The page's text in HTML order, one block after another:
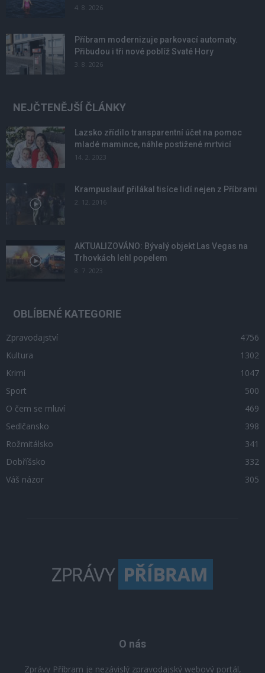
4. 8. 2026
Příbram modernizuje parkovací automaty.
Přibudou i tři nové poblíž Svaté Hory
3. 8. 2026
NEJČTENĚJŠÍ ČLÁNKY
Lazsko zřídilo transparentní účet na pomoc
mladé mamince, náhle postižené mrtvicí
14. 2. 2023
Krampuslauf přilákal tisíce lidí nejen z Příbrami
2. 12. 2016
AKTUALIZOVÁNO: Bývalý objekt Las Vegas na
Trhovkách lehl popelem
8. 7. 2023
OBLÍBENÉ KATEGORIE
Zpravodajství
4756
Kultura
1302
Krimi
1047
Sport
500
O čem se mluví
469
Sedlčansko
398
Rožmitálsko
341
Dobříšsko
332
Váš názor
305
O nás
Zprávy Příbram je nezávislý zpravodajský webový portál,